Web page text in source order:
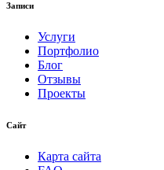
Записи
Услуги
Портфолио
Блог
Отзывы
Проекты
Сайт
Карта сайта